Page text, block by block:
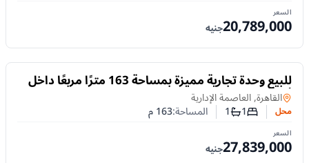
السعر
20,789,000جنيه
للبيع للبيع وحدة تجارية مميزة بمساحة 163 مترًا مربعًا داخل
أتيكا مول – العاصمة الإدارية الجديدة
محلفي
القاهرة, العاصمة الإدارية
محل عدد غرف النوم
1عدد الحمامات
1 المساحة:163م
السعر
27,839,000جنيه